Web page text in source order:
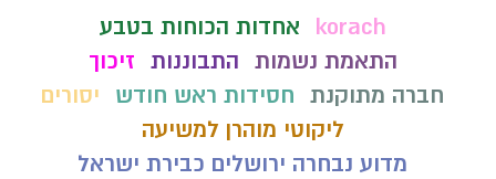
korach
אחדות הכוחות בטבע
התאמת נשמות התבוננות זיכוך
חברה מתוקנת חסידות ראש חודש
יסורים
ליקוטי מוהרן למשיעה
מדוע נבחרה ירושלים כבירת ישראל